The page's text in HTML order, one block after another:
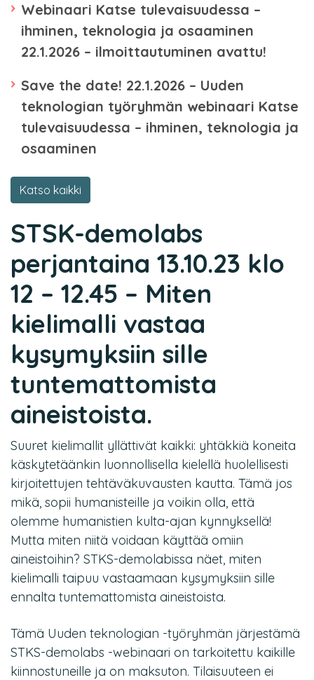
Webinaari Katse tulevaisuudessa –
ihminen, teknologia ja osaaminen
22.1.2026 – ilmoittautuminen avattu!
Save the date! 22.1.2026 – Uuden
teknologian työryhmän webinaari Katse
tulevaisuudessa – ihminen, teknologia ja
osaaminen
Katso kaikki
STSK-demolabs
perjantaina 13.10.23 klo
12 – 12.45 – Miten
kielimalli vastaa
kysymyksiin sille
tuntemattomista
aineistoista.
Suuret kielimallit yllättivät kaikki: yhtäkkiä koneita
käskytetäänkin luonnollisella kielellä huolellisesti
kirjoitettujen tehtäväkuvausten kautta. Tämä jos
mikä, sopii humanisteille ja voikin olla, että
olemme humanistien kulta-ajan kynnyksellä!
Mutta miten niitä voidaan käyttää omiin
aineistoihin? STKS-demolabissa näet, miten
kielimalli taipuu vastaamaan kysymyksiin sille
ennalta tuntemattomista aineistoista.
Tämä Uuden teknologian -työryhmän järjestämä
STKS-demolabs -webinaari on tarkoitettu kaikille
kiinnostuneille ja on maksuton. Tilaisuuteen ei